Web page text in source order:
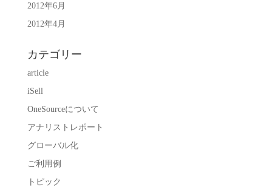
2012年6月
2012年4月
カテゴリー
article
iSell
OneSourceについて
アナリストレポート
グローバル化
ご利用例
トピック